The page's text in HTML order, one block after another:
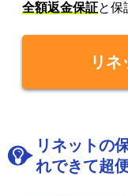
全額返金保証と保
リネ
リネットの
れできて超